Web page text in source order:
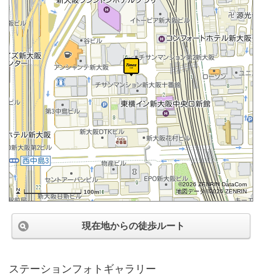
100m
©2026 ZENRIN DataCom
地図データ©2026 ZENRIN
現在地からの徒歩ルート
ステーションフォトギャラリー